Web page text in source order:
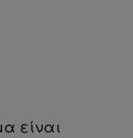
είναι